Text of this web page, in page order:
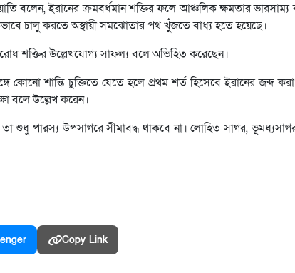
বলেন, ইরানের ক্রমবর্ধমান শক্তির ফলে আঞ্চলিক ক্ষমতার ভারসাম্য
চালু করতে অস্থায়ী সমঝোতার পথ খুঁজতে বাধ্য হতে হয়েছে।
শক্তির উল্লেখযোগ্য সাফল্য বলে অভিহিত করেছেন।
কোনো শান্তি চুক্তিতে যেতে হলে প্রথম শর্ত হিসেবে ইরানের জব্দ
বলে উল্লেখ করেন।
শুধু পারস্য উপসাগরে সীমাবদ্ধ থাকবে না। লোহিত সাগর,
Copy Link